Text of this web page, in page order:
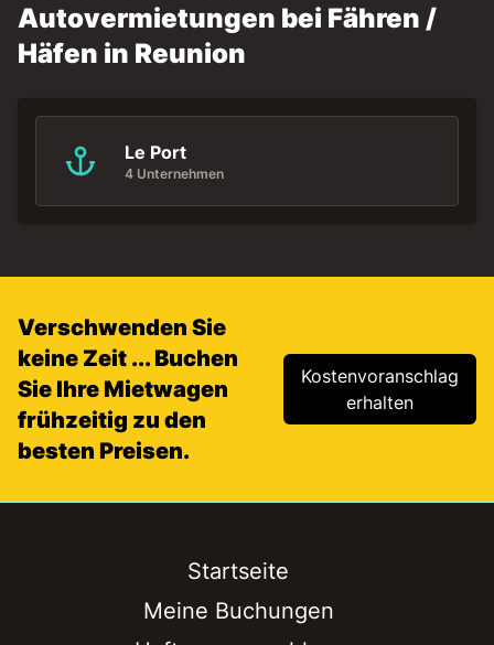
Autovermietungen bei Fähren /
Häfen in Reunion
Le Port
4 Unternehmen
Verschwenden Sie
keine Zeit ... Buchen
Sie Ihre Mietwagen
frühzeitig zu den
besten Preisen.
Kostenvoranschlag
erhalten
Startseite
Meine Buchungen